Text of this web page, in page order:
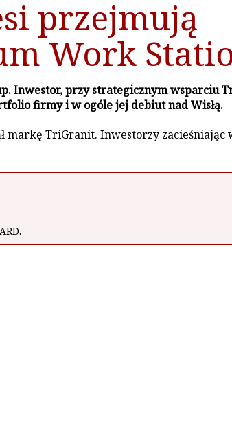
przejmują
Work
Inwestor, przy strategicznym
firmy i w ogóle jej debiut nad Wisłą.
markę TriGranit. Inwestorzy